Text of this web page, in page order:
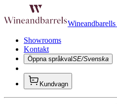
Wineandbarells
Showrooms
Kontakt
Öppna språkvalSE/Svenska
Kundvagn